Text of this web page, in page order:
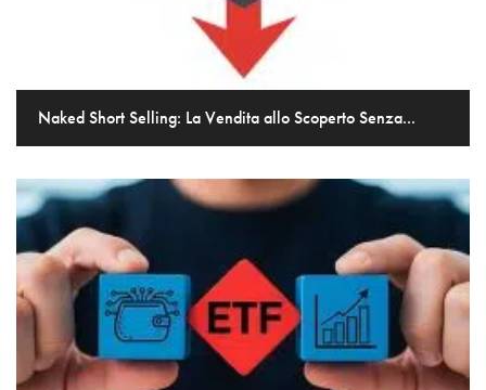
Naked Short Selling: La Vendita allo Scoperto Senza...